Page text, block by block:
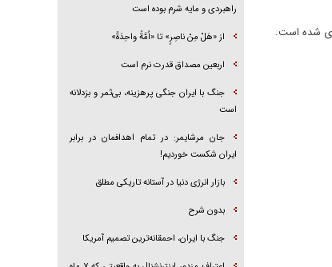
شده است.
راهبردی و مایه شرم بوده است
از «هَلْ مِنْ ناصِرٍ» تا «اُمَّةً واحِدَةً»
اربعین مصداق قدرت نرم است
جنگ با ایران جنگی پرهزینه، بی‌ثمر و بزدلانه
است
جان مرشایمر: در تمام اهدافمان در برابر
ایران شکست خوردیم!
بازار انرژی دنیا در آستانه تاریکی مطلق
بدون شرح
جنگ با ایران، احمقانه‌ترین تصمیم آمریکا